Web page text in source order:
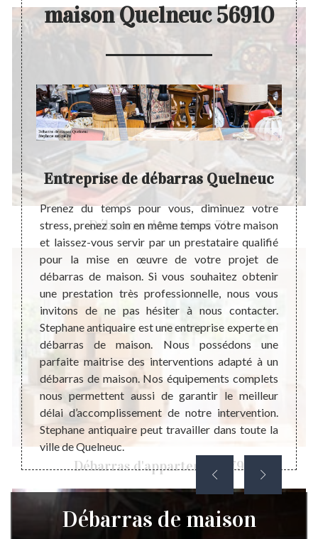
Débarras de maison 79
Débarras d'appartement 79
maison Quelneuc 56910
à
être
ne
pas
qui
coût
Entreprise de débarras Quelneuc
Prenez du temps pour vous, diminuez votre
stress, prenez soin en même temps votre maison
et laissez-vous servir par un prestataire qualifié
pour la mise en œuvre de votre projet de
débarras de maison. Si vous souhaitez obtenir
une prestation très professionnelle, nous vous
invitons de ne pas hésiter à nous contacter.
Stephane antiquaire est une entreprise experte en
débarras de maison. Nous possédons une
parfaite maitrise des interventions adapté à un
débarras de maison. Nos équipements complets
nous permettent aussi de garantir le meilleur
délai d’accomplissement de notre intervention.
Stephane antiquaire peut travailler dans toute la
ville de Quelneuc.
mise
les
coût
Débarras de maison